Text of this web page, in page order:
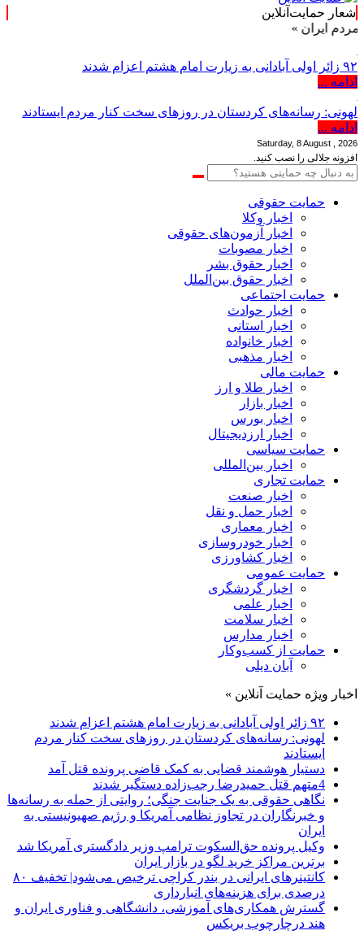
شعار حمایت‌آنلاین
»
۹۲ زائر اولی آبادانی به زیارت امام هشتم اعزام شدند
ادامه ...
لهونی: رسانه‌های کردستان در روزهای سخت کنار مردم ایستادند
ادامه ...
Saturday, 8 August , 2026
افزونه جلالی را نصب کنید.
حمایت حقوقی
اخبار وکلا
اخبار آزمون‌های حقوقی
اخبار مصوبات
اخبار حقوق بشر
اخبار حقوق بین‌الملل
حمایت اجتماعی
اخبار حوادث
اخبار استانی
اخبار خانواده
اخبار مذهبی
حمایت مالی
اخبار طلا و ارز
اخبار بازار
اخبار بورس
اخبار ارزدیجیتال
حمایت سیاسی
اخبار بین‌المللی
حمایت تجاری
اخبار صنعت
اخبار حمل و نقل
اخبار معماری
اخبار خودروسازی
اخبار کشاورزی
حمایت عمومی
اخبار گردشگری
اخبار علمی
اخبار سلامت
اخبار مدارس
حمایت از کسب‌وکار
آبان دیلی
اخبار ویژه حمایت آنلاین »
۹۲ زائر اولی آبادانی به زیارت امام هشتم اعزام شدند
لهونی: رسانه‌های کردستان در روزهای سخت کنار مردم
ایستادند
دستیار هوشمند قضایی به کمک قاضی پرونده قتل آمد
4متهم قتل حمیدرضا رجب‌زاده دستگیر شدند
نگاهی حقوقی به یک جنایت جنگی؛ روایتی از حمله به رسانه‌ها
و خبرنگاران در تجاوز نظامی آمریکا و رژیم صهیونیستی به
ایران
وکیل پرونده حق‌السکوت ترامپ وزیر دادگستری آمریکا شد
برترین مراکز خرید لگو در بازار ایران
کانتینرهای ایرانی در بندر کراچی ترخیص می‌شود| تخفیف ۸۰
درصدی برای هزینه‌های انبارداری
گسترش همکاری‌های آموزشی، دانشگاهی و فناوری ایران و
هند درچارچوب بریکس